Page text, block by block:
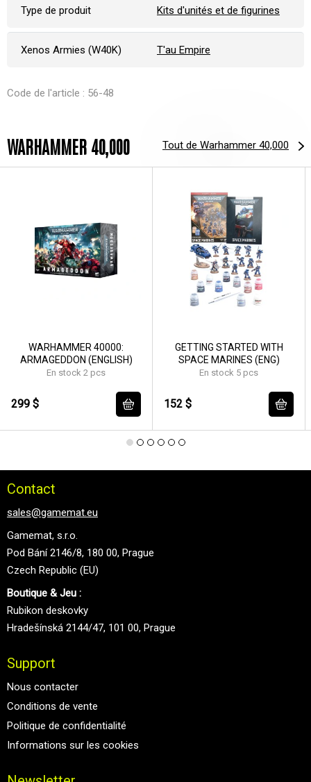
Type de produit Kits d'unités et de figurines
Xenos Armies (W40K) T'au Empire
Code de l'article : 56-48
WARHAMMER 40,000 Tout de Warhammer 40,000
WARHAMMER 40000:
ARMAGEDDON (ENGLISH)
En stock 2 pcs
299 $
GETTING STARTED WITH
SPACE MARINES (ENG)
En stock 5 pcs
152 $
Contact
sales@gamemat.eu
Gamemat, s.r.o.
Pod Bání 2146/8, 180 00, Prague
Czech Republic (EU)
Boutique & Jeu :
Rubikon deskovky
Hradešínská 2144/47, 101 00, Prague
Support
Nous contacter
Conditions de vente
Politique de confidentialité
Informations sur les cookies